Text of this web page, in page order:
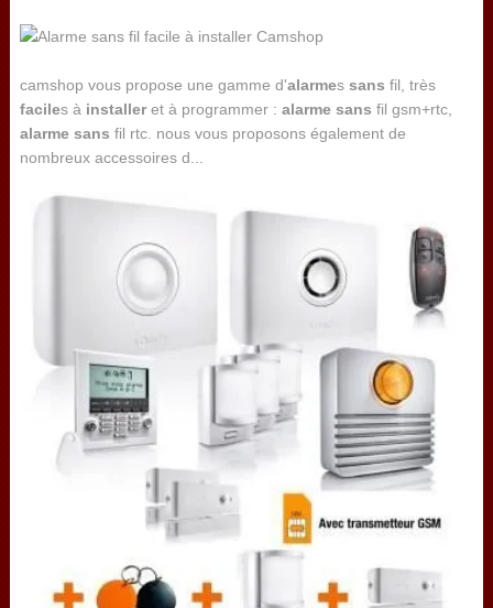
camshop vous propose une gamme d'alarmes sans fil, très
faciles à installeret à programmer : alarme sans fil gsm+rtc,
alarme sans fil rtc. nous vous proposons également de
nombreux accessoires d...